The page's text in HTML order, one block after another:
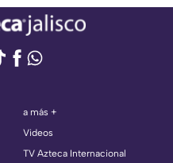
a más +
Videos
TV Azteca Internacional